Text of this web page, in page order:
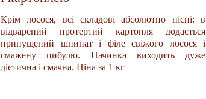
Крім лосося, всі складові абсолютно пісні: в
відварений протертий картопля додається
припущений шпинат і філе свіжого лосося і
смажену цибулю. Начинка виходить дуже
дієтична і смачна. Ціна за 1 кг